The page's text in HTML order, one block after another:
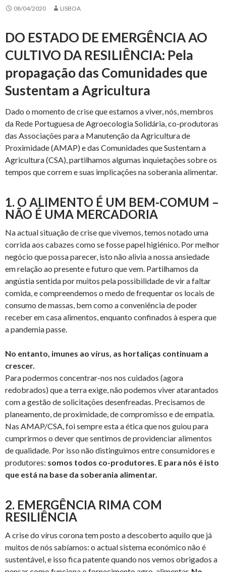
08/04/2020 LISBOA
DO ESTADO DE EMERGÊNCIA AO
CULTIVO DA RESILIÊNCIA: Pela
propagação das Comunidades que
Sustentam a Agricultura
Dado o momento de crise que estamos a viver, nós, membros
da Rede Portuguesa de Agroecologia Solidária, co-produtoras
das Associações para a Manutenção da Agricultura de
Proximidade (AMAP) e das Comunidades que Sustentam a
Agricultura (CSA), partilhamos algumas inquietações sobre os
tempos que correm e suas implicações na soberania alimentar.
1. O ALIMENTO É UM BEM-COMUM –
NÃO É UMA MERCADORIA
Na actual situação de crise que vivemos, temos notado uma
corrida aos cabazes como se fosse papel higiénico. Por melhor
negócio que possa parecer, isto não alivia a nossa ansiedade
em relação ao presente e futuro que vem. Partilhamos da
angústia sentida por muitos pela possibilidade de vir a faltar
comida, e compreendemos o medo de frequentar os locais de
consumo de massas, bem como a conveniência de poder
receber em casa alimentos, enquanto confinados à espera que
a pandemia passe.
No entanto, imunes ao vírus, as hortaliças continuam a
crescer.
Para podermos concentrar-nos nos cuidados (agora
redobrados) que a terra exige, não podemos viver atarantados
com a gestão de solicitações desenfreadas. Precisamos de
planeamento, de proximidade, de compromisso e de empatia.
Nas AMAP/CSA, foi sempre esta a ética que nos guiou para
cumprirmos o dever que sentimos de providenciar alimentos
de qualidade. Por isso não distinguimos entre consumidores e
produtores: somos todos co-produtores. E para nós é isto
que está na base da soberania alimentar.
2. EMERGÊNCIA RIMA COM
RESILIÊNCIA
A crise do vírus corona tem posto a descoberto aquilo que já
muitos de nós sabíamos: o actual sistema económico não é
sustentável, e isso fica patente quando nos vemos obrigados a